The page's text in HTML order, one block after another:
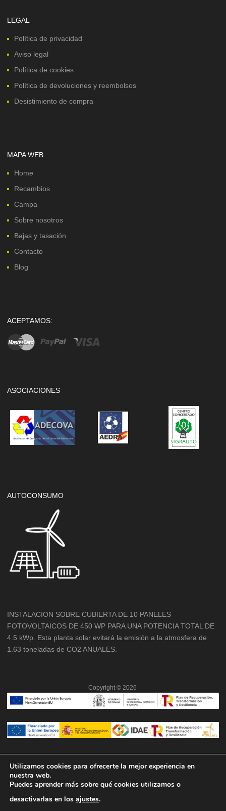
LEGAL
Política de privacidad
Aviso legal
Política de cookies
Política de devoluciones y reembolsos
Desistimiento de compra
MAPA WEB
Home
Recambios
Campa
Sobre nosotros
Bajas y tasación
Contacto
Blog
ACEPTAMOS:
ASOCIACIONES
AUTOCONSUMO
INSTALACION SOBRE CUBIERTA DE 10 PANELES
FOTOVOLTAICOS DE 450 WP PARA UNA POTENCIA TOTAL DE
4.5 kWp. Esta planta solar evitará la emisión a la atmosfera de
1.63 toneladas de CO2 ANUALES.
Copyright © 2026
Utilizamos cookies para ofrecerte la mejor experiencia en
nuestra web.
Puedes aprender más sobre qué cookies utilizamos o
desactivarlas en los ajustes.